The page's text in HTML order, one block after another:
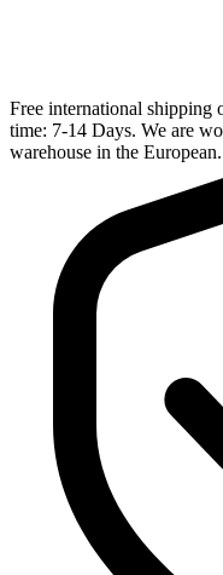
Free international shipping
time: 7-14 Days. We are
warehouse in the European.